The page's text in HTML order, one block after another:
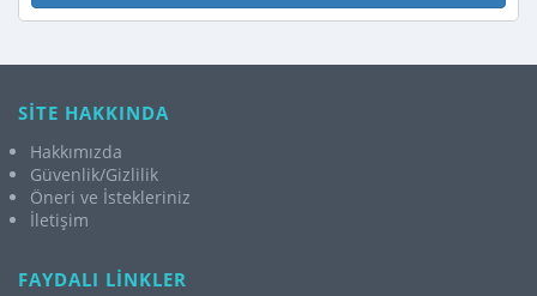
SİTE HAKKINDA
Hakkımızda
Güvenlik/Gizlilik
Öneri ve İstekleriniz
İletişim
FAYDALI LİNKLER